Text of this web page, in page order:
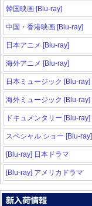
韓国映画 [Blu-ray]
中国・香港映画 [Blu-ray]
日本アニメ [Blu-ray]
海外アニメ [Blu-ray]
日本ミュージック [Blu-ray]
海外ミュージック [Blu-ray]
ドキュメンタリー [Blu-ray]
スペシャル ショー [Blu-ray]
[Blu-ray] 日本ドラマ
[Blu-ray] アメリカドラマ